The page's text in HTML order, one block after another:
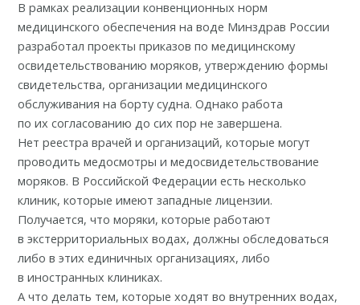
В рамках реализации конвенционных норм
медицинского обеспечения на воде Минздрав России
разработалпроекты приказов по медицинскому
освидетельствованию моряков, утверждению формы
свидетельства, организации медицинского
обслуживания на борту судна. Однако работа
по их согласованию до сих пор не завершена.
Нет реестра врачей и организаций, которые могут
проводить медосмотры и медосвидетельствование
моряков. В Российской Федерации есть несколько
клиник, которые имеют западные лицензии.
Получается, что моряки, которые работают
в экстерриториальных водах, должны обследоваться
либо в этих единичных организациях, либо
в иностранных клиниках.
А что делать тем, которые ходят во внутренних водах,